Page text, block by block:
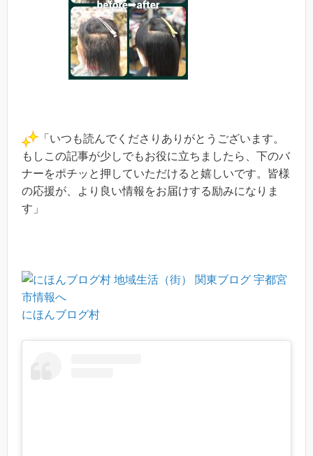
「いつも読んでくださりありがとうございます。
もしこの記事が少しでもお役に立ちましたら、下のバ
ナーをポチッと押していただけると嬉しいです。皆様
の応援が、より良い情報をお届けする励みになりま
す」
にほんブログ村